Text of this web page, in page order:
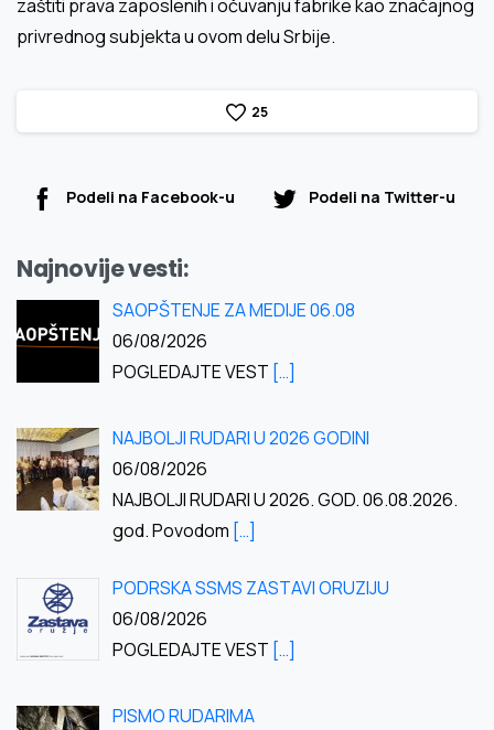
zaštiti prava zaposlenih i očuvanju fabrike kao značajnog
privrednog subjekta u ovom delu Srbije.
25
Podeli na Facebook-u Podeli na Twitter-u
Najnovije vesti:
SAOPŠTENJE ZA MEDIJE 06.08
06/08/2026
POGLEDAJTE VEST […]
NAJBOLJI RUDARI U 2026 GODINI
06/08/2026
NAJBOLJI RUDARI U 2026. GOD. 06.08.2026.
god. Povodom […]
PODRSKA SSMS ZASTAVI ORUZIJU
06/08/2026
POGLEDAJTE VEST […]
PISMO RUDARIMA